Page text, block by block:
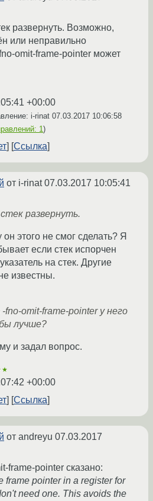
развернуть. Возможно,
или неправильно
omit-frame-pointer может
+00:00
i-rinat 07.03.2017 10:06:58
1)
Ссылка
от i-rinat07.03.2017 10:05:41
развернуть.
этого не смог сделать? Я
если стек испорчен
на стек. Другие
известны.
fno-omit-frame-pointer у него
лучше?
и задал вопрос.
+00:00
Ссылка
от andreyu 07.03.2017
frame-pointer сказано:
frame pointer in a register for
need one. This avoids the